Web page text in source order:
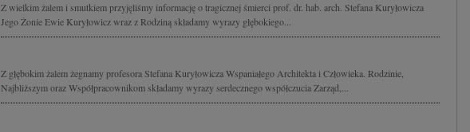
Z wielkim żalem i smutkiem przyjęliśmy informację o tragicznej śmierci prof. dr. hab. arch. Stefana Kuryłowicza
Jego Żonie Ewie Kuryłowicz wraz z Rodziną składamy wyrazy głębokiego...
Z głębokim żalem żegnamy profesora Stefana Kuryłowicza Wspaniałego Architekta i Człowieka. Rodzinie,
Najbliższym oraz Współpracownikom składamy wyrazy serdecznego współczucia Zarząd,...